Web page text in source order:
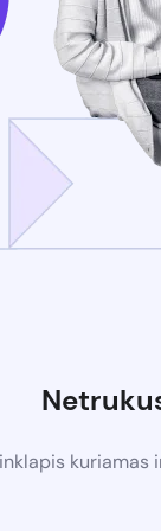
kuriamas